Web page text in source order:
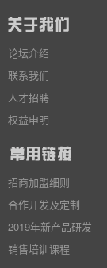
论坛介绍
联系我们
人才招聘
权益申明
招商加盟细则
合作开发及定制
2019年新产品研发
销售培训课程